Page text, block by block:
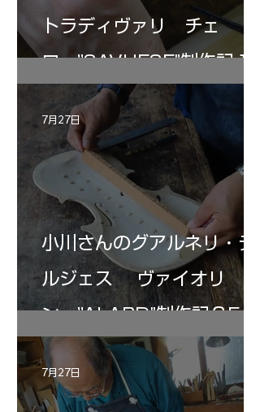
トラディヴァリ チェ
ロ ”SAVUESE"制作記１2
小川さんのグアルネリ・デ
ルジェス ヴァイオリ
ン ”ALARD"制作記３5
7月27日
7月27日